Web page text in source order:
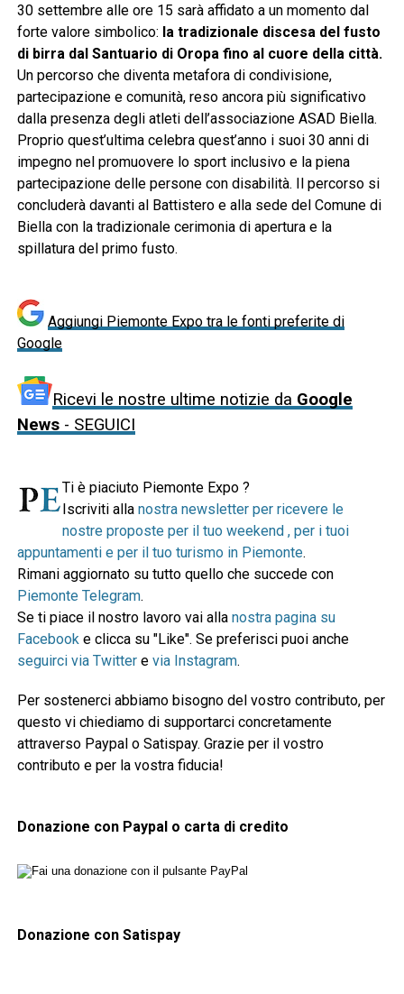
30 settembre alle ore 15 sarà affidato a un momento dal
forte valore simbolico: la tradizionale discesa del fusto
di birra dal Santuario di Oropa fino al cuore della città.
Un percorso che diventa metafora di condivisione,
partecipazione e comunità, reso ancora più significativo
dalla presenza degli atleti dell’associazione ASAD Biella.
Proprio quest’ultima celebra quest’anno i suoi 30 anni di
impegno nel promuovere lo sport inclusivo e la piena
partecipazione delle persone con disabilità. Il percorso si
concluderà davanti al Battistero e alla sede del Comune di
Biella con la tradizionale cerimonia di apertura e la
spillatura del primo fusto.
Aggiungi Piemonte Expo tra le fonti preferite di
Google
Ricevi le nostre ultime notizie da Google
News- SEGUICI
Ti è piaciuto Piemonte Expo ?
Iscriviti alla nostra newsletter per ricevere le
nostre proposte per il tuo weekend , per i tuoi
appuntamenti e per il tuo turismo in Piemonte.
Rimani aggiornato su tutto quello che succede con
Piemonte Telegram.
Se ti piace il nostro lavoro vai alla nostra pagina su
Facebooke clicca su "Like". Se preferisci puoi anche
seguirci via Twittere via Instagram.
Per sostenerci abbiamo bisogno del vostro contributo, per
questo vi chiediamo di supportarci concretamente
attraverso Paypal o Satispay. Grazie per il vostro
contributo e per la vostra fiducia!
Donazione con Paypal o carta di credito
Donazione con Satispay